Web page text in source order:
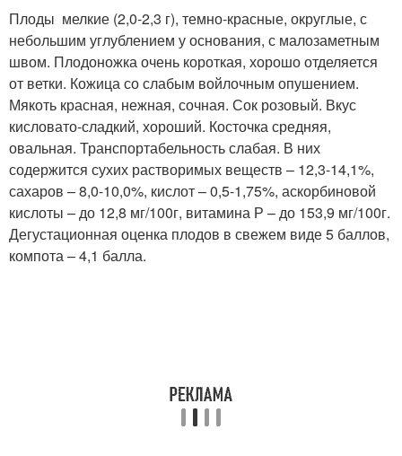
Плоды мелкие (2,0-2,3 г), темно-красные, округлые, с
небольшим углублением у основания, с малозаметным
швом. Плодоножка очень короткая, хорошо отделяется
от ветки. Кожица со слабым войлочным опушением.
Мякоть красная, нежная, сочная. Сок розовый. Вкус
кисловато-сладкий, хороший. Косточка средняя,
овальная. Транспортабельность слабая. В них
содержится сухих растворимых веществ – 12,3-14,1%,
сахаров – 8,0-10,0%, кислот – 0,5-1,75%, аскорбиновой
кислоты – до 12,8 мг/100г, витамина Р – до 153,9 мг/100г.
Дегустационная оценка плодов в свежем виде 5 баллов,
компота – 4,1 балла.